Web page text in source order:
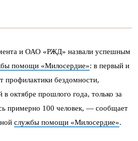
и ОАО «РЖД» назвали успешным
помощи «Милосердие»: в первый и
профилактики бездомности,
октябре прошлого года, только за
примерно 100 человек, — сообщает
службы помощи «Милосердие».